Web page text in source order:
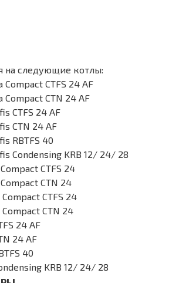
на следующие котлы:
Compact CTFS 24 AF
Compact CTN 24 AF
CTFS 24 AF
CTN 24 AF
RBTFS 40
Condensing KRB 12/ 24/ 28
CTFS 24
CTN 24
CTFS 24
CTN 24
24 AF
24 AF
40
KRB 12/ 24/ 28